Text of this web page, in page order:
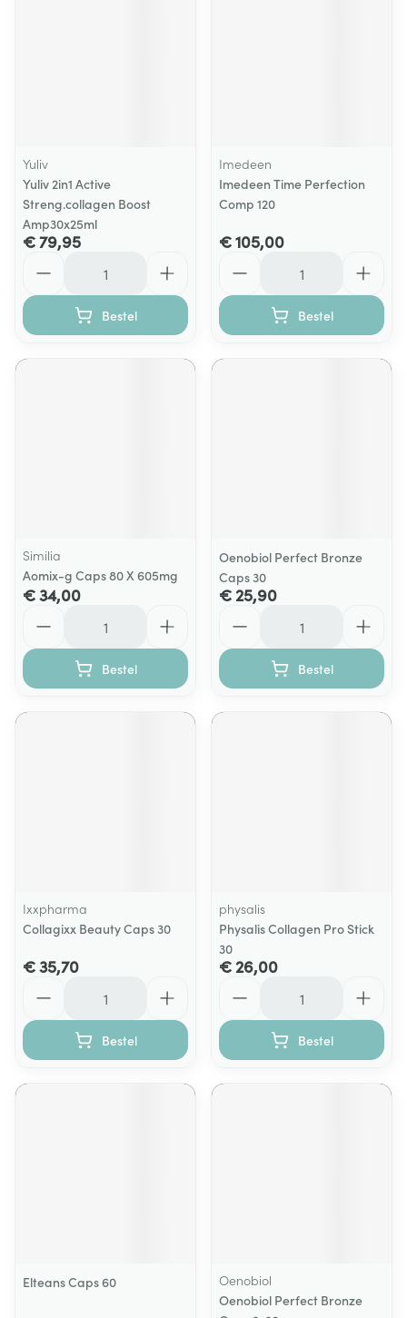
Yuliv
Yuliv 2in1 Active
Streng.collagen Boost
Amp30x25ml
€ 79,95
Bestel
Imedeen
Imedeen Time Perfection
Comp 120
€ 105,00
Bestel
Similia
Aomix-g Caps 80 X 605mg
€ 34,00
Bestel
Oenobiol Perfect Bronze
Caps 30
€ 25,90
Bestel
Ixxpharma
Collagixx Beauty Caps 30
€ 35,70
Bestel
physalis
Physalis Collagen Pro Stick
30
€ 26,00
Bestel
Elteans Caps 60
Oenobiol
Oenobiol Perfect Bronze